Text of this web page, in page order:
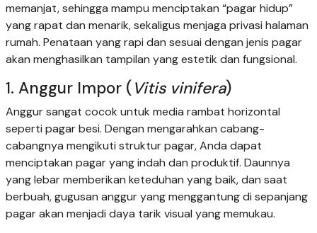
memanjat, sehingga mampu menciptakan “pagar hidup”
yang rapat dan menarik, sekaligus menjaga privasi halaman
rumah. Penataan yang rapi dan sesuai dengan jenis pagar
akan menghasilkan tampilan yang estetik dan fungsional.
1. Anggur Impor ( Vitis vinifera)
Anggur sangat cocok untuk media rambat horizontal
seperti pagar besi. Dengan mengarahkan cabang-
cabangnya mengikuti struktur pagar, Anda dapat
menciptakan pagar yang indah dan produktif. Daunnya
yang lebar memberikan keteduhan yang baik, dan saat
berbuah, gugusan anggur yang menggantung di sepanjang
pagar akan menjadi daya tarik visual yang memukau.